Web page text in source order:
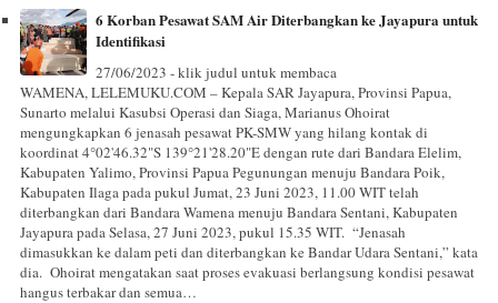
6 Korban Pesawat SAM Air Diterbangkan ke Jayapura untuk
Identifikasi
27/06/2023 - klik judul untuk membaca
WAMENA, LELEMUKU.COM – Kepala SAR Jayapura, Provinsi Papua,
Sunarto melalui Kasubsi Operasi dan Siaga, Marianus Ohoirat
mengungkapkan 6 jenasah pesawat PK-SMW yang hilang kontak di
koordinat 4°02'46.32"S 139°21'28.20"E dengan rute dari Bandara Elelim,
Kabupaten Yalimo, Provinsi Papua Pegunungan menuju Bandara Poik,
Kabupaten Ilaga pada pukul Jumat, 23 Juni 2023, 11.00 WIT telah
diterbangkan dari Bandara Wamena menuju Bandara Sentani, Kabupaten
Jayapura pada Selasa, 27 Juni 2023, pukul 15.35 WIT. “Jenasah
dimasukkan ke dalam peti dan diterbangkan ke Bandar Udara Sentani,” kata
dia. Ohoirat mengatakan saat proses evakuasi berlangsung kondisi pesawat
hangus terbakar dan semua…